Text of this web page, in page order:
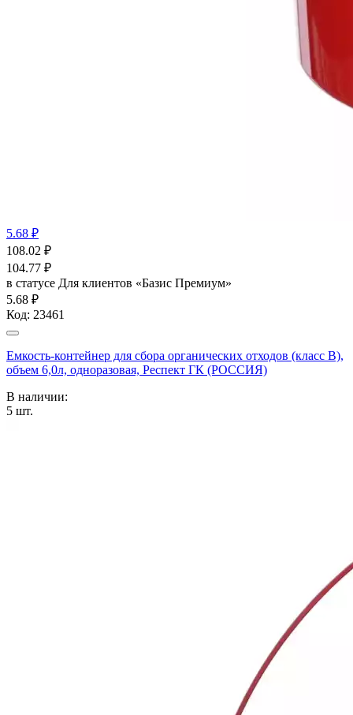
5.68 ₽
108.02 ₽
104.77 ₽
в статусе Для клиентов «Базис Премиум»
5.68 ₽
Код: 23461
Емкость-контейнер для сбора органических отходов (класс В),
объем 6,0л, одноразовая, Респект ГК (РОССИЯ)
В наличии:
5 шт.